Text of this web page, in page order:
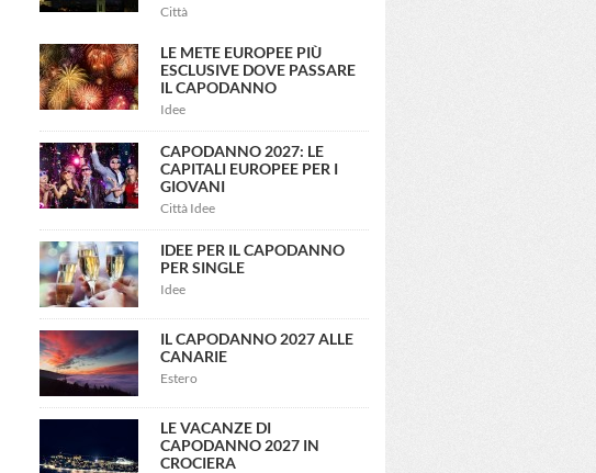
Città
LE METE EUROPEE PIÙ
ESCLUSIVE DOVE PASSARE
IL CAPODANNO
Idee
CAPODANNO 2027: LE
CAPITALI EUROPEE PER I
GIOVANI
Città Idee
IDEE PER IL CAPODANNO
PER SINGLE
Idee
IL CAPODANNO 2027 ALLE
CANARIE
Estero
LE VACANZE DI
CAPODANNO 2027 IN
CROCIERA